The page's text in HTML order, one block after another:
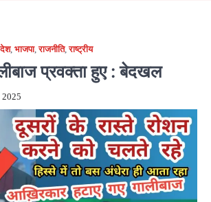
देश, भाजपा,राजनीति,राष्ट्रीय
प्रवक्ता हुए : बेदखल